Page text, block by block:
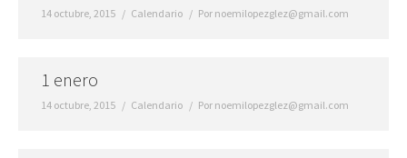
14 octubre, 2015 Calendario Por noemilopezglez@gmail.com
1 enero
14 octubre, 2015 Calendario Por noemilopezglez@gmail.com